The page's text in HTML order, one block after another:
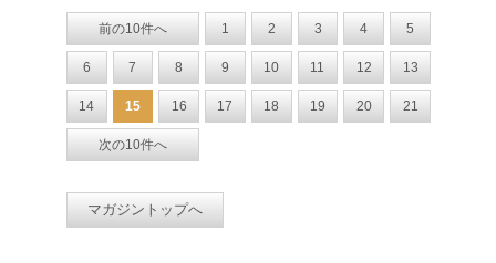
前の10件へ 1 2 3 4 5
6 7 8 9 10 11 12 13
14 15 16 17 18 19 20 21
次の10件へ
マガジントップへ